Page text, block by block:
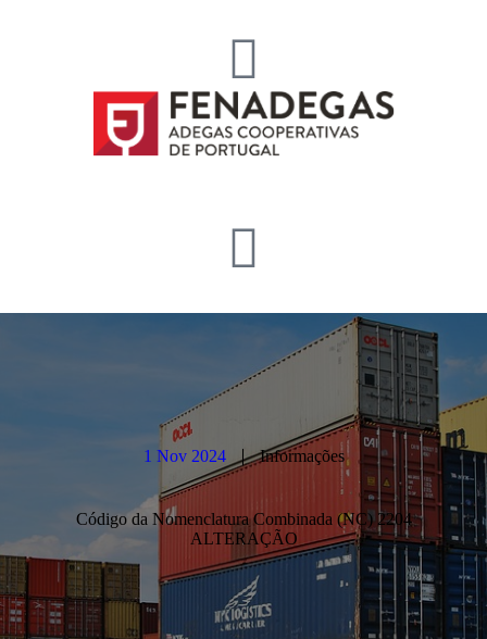
1 Nov 2024 Informações
Código da Nomenclatura Combinada (NC) 2204
ALTERAÇÃO